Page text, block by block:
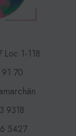
1-118
70
9318
5427